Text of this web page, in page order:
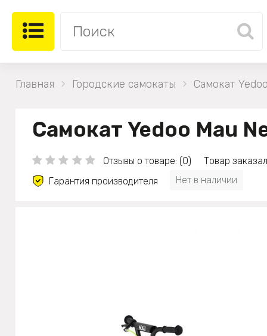
Главная Городские самокаты Самокат
Самокат Yedoo Mau
Отзывы о товаре: (0)
Товар
Гарантия производителя
Нет в наличии